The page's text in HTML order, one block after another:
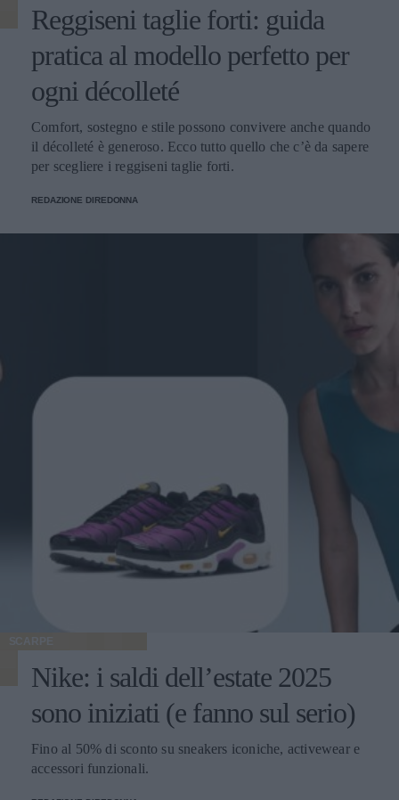
Reggiseni taglie forti: guida
pratica al modello perfetto per
ogni décolleté
Comfort, sostegno e stile possono convivere anche quando
il décolleté è generoso. Ecco tutto quello che c’è da sapere
per scegliere i reggiseni taglie forti.
REDAZIONE DIREDONNA
SCARPE
Nike: i saldi dell’estate 2025
sono iniziati (e fanno sul serio)
Fino al 50% di sconto su sneakers iconiche, activewear e
accessori funzionali.